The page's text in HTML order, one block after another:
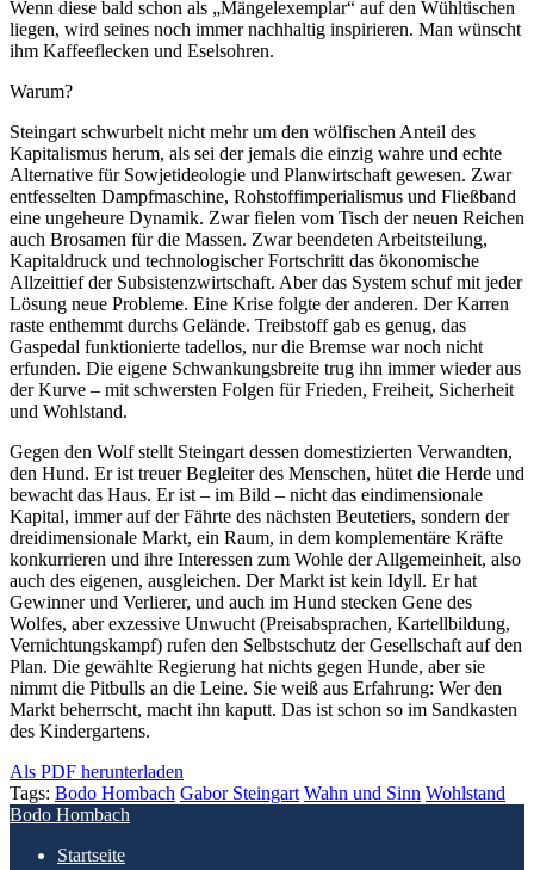
Wenn diese bald schon als „Mängelexemplar“ auf den Wühltischen
liegen, wird seines noch immer nachhaltig inspirieren. Man wünscht
ihm Kaffeeflecken und Eselsohren.
Warum?
Steingart schwurbelt nicht mehr um den wölfischen Anteil des
Kapitalismus herum, als sei der jemals die einzig wahre und echte
Alternative für Sowjetideologie und Planwirtschaft gewesen. Zwar
entfesselten Dampfmaschine, Rohstoffimperialismus und Fließband
eine ungeheure Dynamik. Zwar fielen vom Tisch der neuen Reichen
auch Brosamen für die Massen. Zwar beendeten Arbeitsteilung,
Kapitaldruck und technologischer Fortschritt das ökonomische
Allzeittief der Subsistenzwirtschaft. Aber das System schuf mit jeder
Lösung neue Probleme. Eine Krise folgte der anderen. Der Karren
raste enthemmt durchs Gelände. Treibstoff gab es genug, das
Gaspedal funktionierte tadellos, nur die Bremse war noch nicht
erfunden. Die eigene Schwankungsbreite trug ihn immer wieder aus
der Kurve – mit schwersten Folgen für Frieden, Freiheit, Sicherheit
und Wohlstand.
Gegen den Wolf stellt Steingart dessen domestizierten Verwandten,
den Hund. Er ist treuer Begleiter des Menschen, hütet die Herde und
bewacht das Haus. Er ist – im Bild – nicht das eindimensionale
Kapital, immer auf der Fährte des nächsten Beutetiers, sondern der
dreidimensionale Markt, ein Raum, in dem komplementäre Kräfte
konkurrieren und ihre Interessen zum Wohle der Allgemeinheit, also
auch des eigenen, ausgleichen. Der Markt ist kein Idyll. Er hat
Gewinner und Verlierer, und auch im Hund stecken Gene des
Wolfes, aber exzessive Unwucht (Preisabsprachen, Kartellbildung,
Vernichtungskampf) rufen den Selbstschutz der Gesellschaft auf den
Plan. Die gewählte Regierung hat nichts gegen Hunde, aber sie
nimmt die Pitbulls an die Leine. Sie weiß aus Erfahrung: Wer den
Markt beherrscht, macht ihn kaputt. Das ist schon so im Sandkasten
des Kindergartens.
Als PDF herunterladen
Tags: Bodo Hombach Gabor Steingart Wahn und Sinn Wohlstand
Bodo Hombach
Startseite